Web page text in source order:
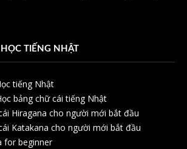
TIẾNG NHẬT
tiếng Nhật
bảng chữ cái tiếng Nhật
Hiragana cho người mới bắt đầu
Katakana cho người mới bắt đầu
for beginner